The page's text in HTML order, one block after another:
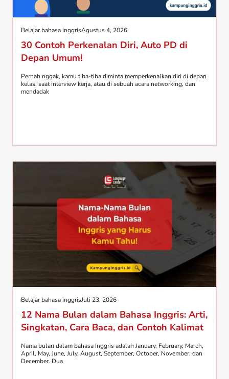
Belajar bahasa inggrisAgustus 4, 2026
30 Contoh Perkenalan Diri, Auto PD di
Depan Umum!
Pernah nggak, kamu tiba-tiba diminta memperkenalkan diri di depan
kelas, saat interview kerja, atau di sebuah acara networking, dan
mendadak
Belajar bahasa inggrisJuli 23, 2026
12 Nama Bulan dalam Bahasa Inggris: Arti,
Singkatan, Cara Baca, dan Contoh Kalimat
Nama bulan dalam bahasa Inggris adalah January, February, March,
April, May, June, July, August, September, October, November, dan
December. Dua